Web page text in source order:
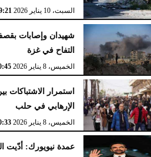
السبت، 10 يناير 2026 09:21
شهيدان وإصابات
التفاح في غزة
الخميس، 8 يناير 2026
استمرار الاشتباكات
الإرهابي في حلب
الخميس، 8 يناير 2026
عمدة نيويورك: أدّيت